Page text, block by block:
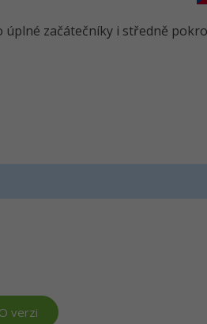
začátečníky i středně
verzi